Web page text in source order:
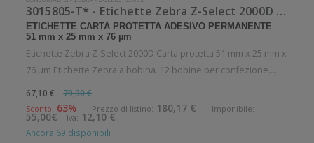
3015805-T* - Etichette Zebra Z-Select 2000D Carta protetta
ETICHETTE CARTA PROTETTA ADESIVO PERMANENTE
51 mm x 25 mm x 76 µm
Etichette Zebra Z-Select 2000D Carta protetta 51 mm x 25 mm x
76 µm Etichette Zebra a bobina. 12 bobine per confezione.
adesivo permanente. Tipo: Supporto di stampa
Confezionamento: Bobin
67,10 € 79,30 €
Sconto: 63% Prezzo di listino: 180,17 € Imponibile:
55,00€ Iva: 12,10 €
Ancora 69 disponibili